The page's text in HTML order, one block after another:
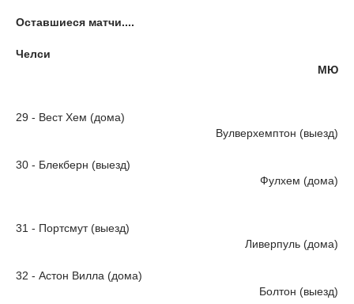
Оставшиеся матчи....
Челси
МЮ
29 - Вест Хем (дома)
Вулверхемптон (выезд)
30 - Блекберн (выезд)
Фулхем (дома)
31 - Портсмут (выезд)
Ливерпуль (дома)
32 - Астон Вилла (дома)
Болтон (выезд)